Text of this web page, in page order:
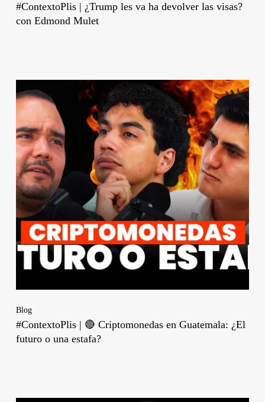
#ContextoPlis | ¿Trump les va ha devolver las visas?
con Edmond Mulet
Blog
#ContextoPlis | 🔴 Criptomonedas en Guatemala: ¿El
futuro o una estafa?